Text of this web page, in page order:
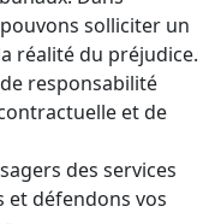
solliciter un
réalité du préjudice.
responsabilité
et de
des services
et défendons vos